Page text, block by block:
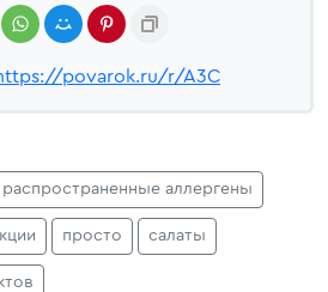
povarok.ru/r/A3C
распространенные аллергены
просто салаты